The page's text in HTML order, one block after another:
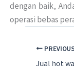
dengan baik,
operasi bebas
Jual hot